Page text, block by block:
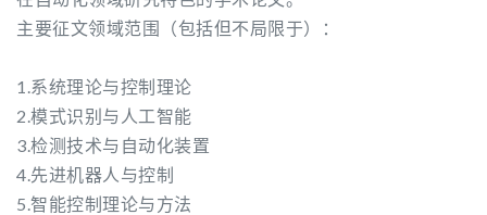
主要征文领域范围（包括但不局限于）：
1.系统理论与控制理论
2.模式识别与人工智能
3.检测技术与自动化装置
4.先进机器人与控制
5.智能控制理论与方法